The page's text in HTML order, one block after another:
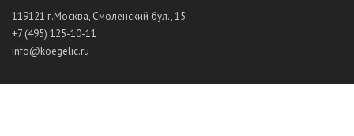
119121 г.Москва, Смоленский бул., 15
+7 (495) 125-10-11
info@koegelic.ru